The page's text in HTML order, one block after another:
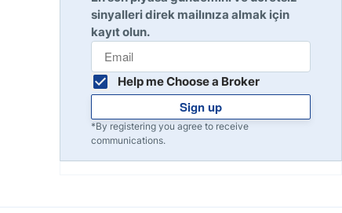
sinyalleri direk mailınıza almak için
kayıt olun.
Help me Choose a Broker
Sign up
*By registering you agree to receive
communications.